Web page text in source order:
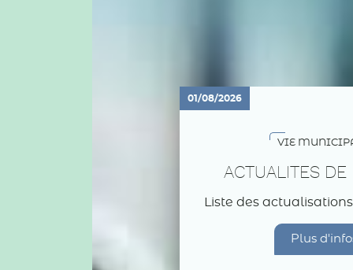
01/08/2026
VIE
ACTUALITES DE
Liste des
Plus